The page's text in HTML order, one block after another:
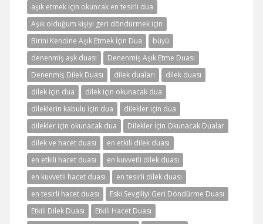
aşık etmek için okuncak en tesirli dua
Aşık olduğum kişiyi geri döndürmek için
Birini Kendine Aşık Etmek İçin Dua
büyü
denenmiş aşk duası
Denenmiş Aşık Etme Duası
Denenmiş Dilek Duası
dilek duaları
dilek duası
dilek için dua
dilek için okunacak dua
dileklerin kabulu için dua
dilekler için dua
dilekler için okunacak dua
Dilekler İçin Okunacak Dualar
dilek ve hacet duası
en etkili dilek duası
en etkili hacet duası
en kuvvetli dilek duası
en kuvvetli hacet duası
en tesirli dilek duası
en tesirli hacet duası
Eski Sevgiliyi Geri Döndürme Duası
Etkili Dilek Duası
Etkili Hacet Duası